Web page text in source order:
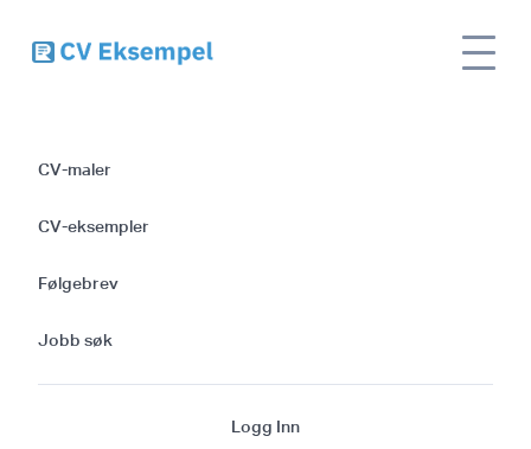
CV-maler
CV-eksempler
Følgebrev
Jobb søk
Logg Inn
Lag en effektiv CV
for radiologisk
teknolog med vår